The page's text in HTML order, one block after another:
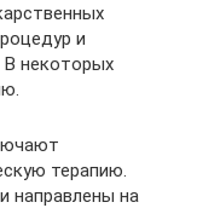
и
В некоторых
терапию.
направлены на